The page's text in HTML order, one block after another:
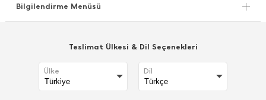
Bilgilendirme Menüsü
Teslimat Ülkesi & Dil Seçenekleri
Ülke Dil